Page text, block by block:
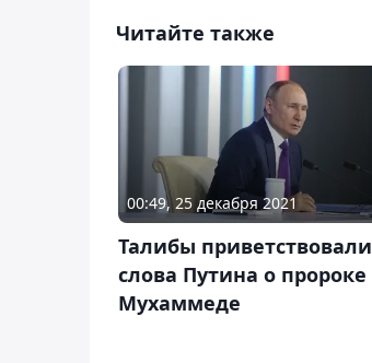
Читайте также
00:49, 25 декабря 2021
Талибы приветствовали
слова Путина о пророке
Мухаммеде